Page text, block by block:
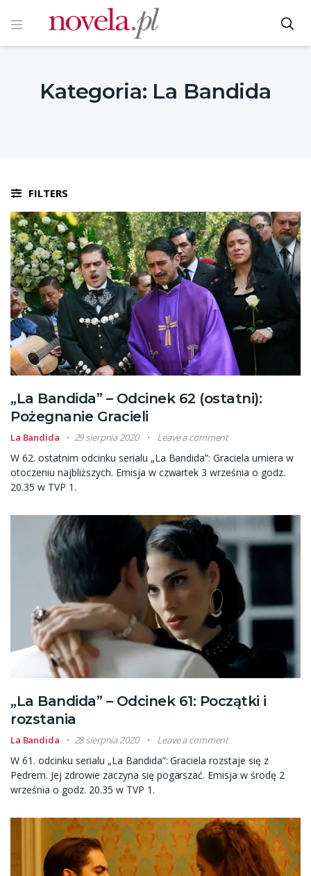
Kategoria: La Bandida
FILTERS
„La Bandida” – Odcinek 62 (ostatni):
Pożegnanie Gracieli
La Bandida 29 sierpnia 2020 Leave a comment
W 62. ostatnim odcinku serialu „La Bandida”: Graciela umiera w
otoczeniu najbliższych. Emisja w czwartek 3 września o godz.
20.35 w TVP 1.
„La Bandida” – Odcinek 61: Początki i
rozstania
La Bandida 28 sierpnia 2020 Leave a comment
W 61. odcinku serialu „La Bandida”: Graciela rozstaje się z
Pedrem. Jej zdrowie zaczyna się pogarszać. Emisja w środę 2
września o godz. 20.35 w TVP 1.